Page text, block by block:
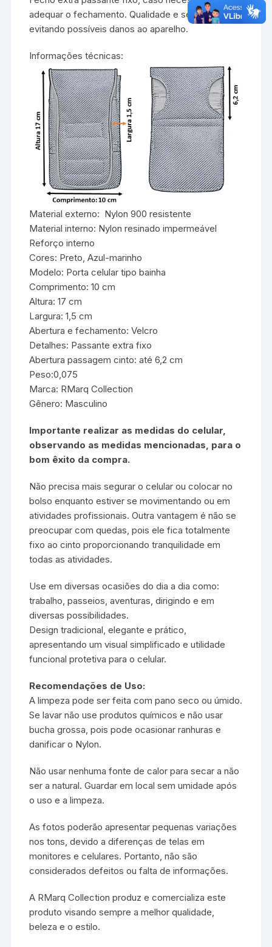
adequar o fechamento. Qualidade e segurança
evitando possíveis danos ao aparelho.
Informações técnicas:
Material externo: Nylon 900 resistente
Material interno: Nylon resinado impermeável
Reforço interno
Cores: Preto, Azul-marinho
Modelo: Porta celular tipo bainha
Comprimento: 10 cm
Altura: 17 cm
Largura: 1,5 cm
Abertura e fechamento: Velcro
Detalhes: Passante extra fixo
Abertura passagem cinto: até 6,2 cm
Peso:0,075
Marca: RMarq Collection
Gênero: Masculino
Importante realizar as medidas do celular,
observando as medidas mencionadas, para o
bom êxito da compra.
Não precisa mais segurar o celular ou colocar no
bolso enquanto estiver se movimentando ou em
atividades profissionais. Outra vantagem é não se
preocupar com quedas, pois ele fica totalmente
fixo ao cinto proporcionando tranquilidade em
todas as atividades.
Use em diversas ocasiões do dia a dia como:
trabalho, passeios, aventuras, dirigindo e em
diversas possibilidades.
Design tradicional, elegante e prático,
apresentando um visual simplificado e utilidade
funcional protetiva para o celular.
Recomendações de Uso:
A limpeza pode ser feita com pano seco ou úmido.
Se lavar não use produtos químicos e não usar
bucha grossa, pois pode ocasionar ranhuras e
danificar o Nylon.
Não usar nenhuma fonte de calor para secar a não
ser a natural. Guardar em local sem umidade após
o uso e a limpeza.
As fotos poderão apresentar pequenas variações
nos tons, devido a diferenças de telas em
monitores e celulares. Portanto, não são
considerados defeitos ou falta de informações.
A RMarq Collection produz e comercializa este
produto visando sempre a melhor qualidade,
beleza e o estilo.